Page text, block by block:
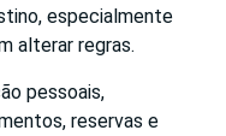
especialmente
alterar regras.
pessoais,
reservas e